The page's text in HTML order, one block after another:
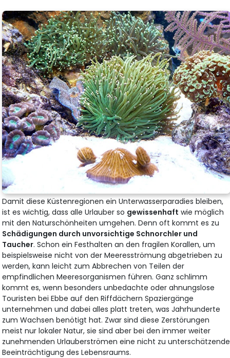
Damit diese Küstenregionen ein Unterwasserparadies bleiben,
ist es wichtig, dass alle Urlauber so gewissenhaft wie möglich
mit den Naturschönheiten umgehen. Denn oft kommt es zu
Schädigungen durch unvorsichtige Schnorchler und
Taucher. Schon ein Festhalten an den fragilen Korallen, um
beispielsweise nicht von der Meeresströmung abgetrieben zu
werden, kann leicht zum Abbrechen von Teilen der
empfindlichen Meeresorganismen führen. Ganz schlimm
kommt es, wenn besonders unbedachte oder ahnungslose
Touristen bei Ebbe auf den Riffdächern Spaziergänge
unternehmen und dabei alles platt treten, was Jahrhunderte
zum Wachsen benötigt hat. Zwar sind diese Zerstörungen
meist nur lokaler Natur, sie sind aber bei den immer weiter
zunehmenden Urlauberströmen eine nicht zu unterschätzende
Beeinträchtigung des Lebensraums.